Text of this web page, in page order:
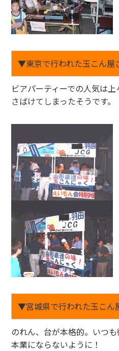
▼東京で行われた玉こん屋
ビアパーティーでの人気は
さばけてしまったそうです。
▼宮城県で行われた玉こん
のれん、台が本格的。いつも
本業にならないように！